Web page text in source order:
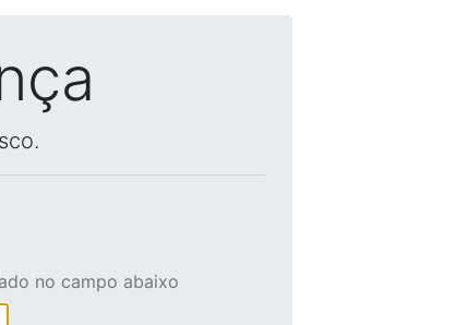
no campo abaixo